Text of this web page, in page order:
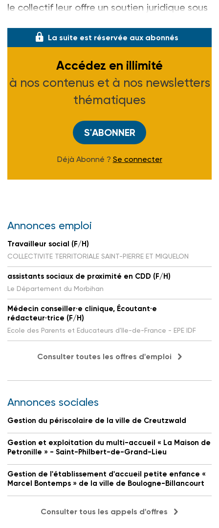
le collectif leur offre un soutien juridique sous
La suite est réservée aux abonnés
Accédez en illimité
à nos contenus et à nos newsletters
thématiques
S'ABONNER
Déjà Abonné ? Se connecter
Annonces emploi
Travailleur social (F/H)
COLLECTIVITE TERRITORIALE SAINT-PIERRE ET MIQUELON
assistants sociaux de proximité en CDD (F/H)
Le Département du Morbihan
Médecin conseiller·e clinique, Écoutant·e
rédacteur·trice (F/H)
Ecole des Parents et Educateurs d'Ile-de-France - EPE IDF
Consulter toutes les offres d'emploi
Annonces sociales
Gestion du périscolaire de la ville de Creutzwald
Gestion et exploitation du multi-accueil « La Maison de
Petronille » - Saint-Philbert-de-Grand-Lieu
Gestion de l'établissement d'accueil petite enfance «
Marcel Bontemps » de la ville de Boulogne-Billancourt
Consulter tous les appels d'offres